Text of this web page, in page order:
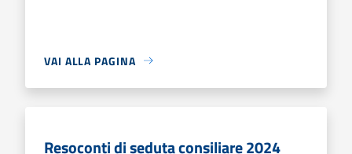
VAI ALLA PAGINA
Resoconti di seduta consiliare 2024